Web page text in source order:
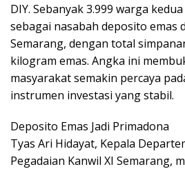
DIY. Sebanyak 3.999 warga
sebagai nasabah deposito emas
Semarang, dengan total
kilogram emas. Angka ini
masyarakat semakin percaya
instrumen investasi yang stabil.
Deposito Emas Jadi Primadona
Tyas Ari Hidayat, Kepala
Pegadaian Kanwil XI Semarang,